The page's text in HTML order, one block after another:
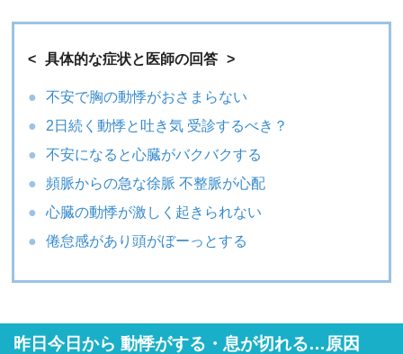
具体的な症状と医師の回答
不安で胸の動悸がおさまらない
2日続く動悸と吐き気 受診するべき？
不安になると心臓がバクバクする
頻脈からの急な徐脈 不整脈が心配
心臓の動悸が激しく起きられない
倦怠感があり頭がぼーっとする
昨日今日から 動悸がする・息が切れる…原因